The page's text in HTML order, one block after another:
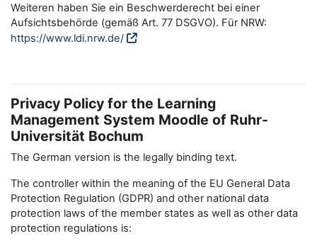
Weiteren haben Sie ein Beschwerderecht bei einer
Aufsichtsbehörde (gemäß Art. 77 DSGVO). Für NRW:
https://www.ldi.nrw.de/
Privacy Policy for the Learning
Management System Moodle of Ruhr-
Universität Bochum
The German version is the legally binding text.
The controller within the meaning of the EU General Data
Protection Regulation (GDPR) and other national data
protection laws of the member states as well as other data
protection regulations is: